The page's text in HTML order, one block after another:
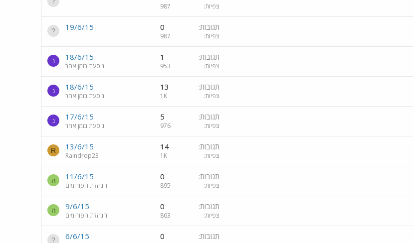
צפיות 987
תגובות 0
צפיות 987
19/6/15
תגובות 1
צפיות 953
18/6/15
נוסעת בזמן אחר
נ
תגובות 13
צפיות 1K
18/6/15
נוסעת בזמן אחר
נ
תגובות 5
צפיות 976
17/6/15
נוסעת בזמן אחר
נ
תגובות 14
צפיות 1K
13/6/15
Raindrop23
R
תגובות 0
צפיות 895
11/6/15
הנהלת הפורומים
ה
תגובות 0
צפיות 863
9/6/15
הנהלת הפורומים
ה
תגובות 0
6/6/15